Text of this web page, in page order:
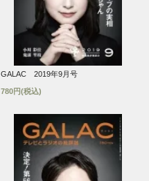
GALAC 2019年9月号
780円(税込)